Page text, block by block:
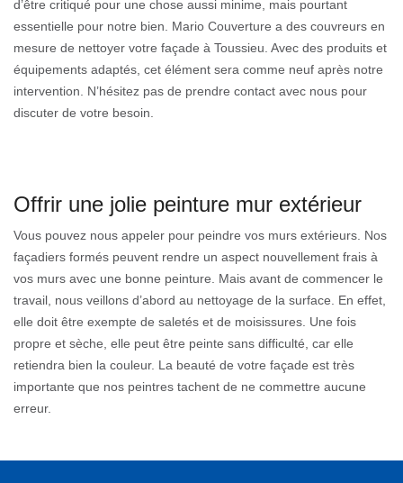
d’être critiqué pour une chose aussi minime, mais pourtant
essentielle pour notre bien. Mario Couverture a des couvreurs en
mesure de nettoyer votre façade à Toussieu. Avec des produits et
équipements adaptés, cet élément sera comme neuf après notre
intervention. N’hésitez pas de prendre contact avec nous pour
discuter de votre besoin.
Offrir une jolie peinture mur extérieur
Vous pouvez nous appeler pour peindre vos murs extérieurs. Nos
façadiers formés peuvent rendre un aspect nouvellement frais à
vos murs avec une bonne peinture. Mais avant de commencer le
travail, nous veillons d’abord au nettoyage de la surface. En effet,
elle doit être exempte de saletés et de moisissures. Une fois
propre et sèche, elle peut être peinte sans difficulté, car elle
retiendra bien la couleur. La beauté de votre façade est très
importante que nos peintres tachent de ne commettre aucune
erreur.